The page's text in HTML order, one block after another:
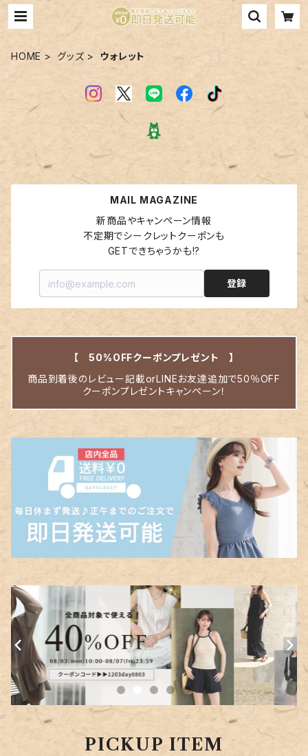
HOME グッズ ウォレット
MAIL MAGAZINE
新商品やキャンペーン情報
不定期でシークレットクーポンも
GETできちゃうかも!?
登録
【 50%OFFクーポンプレゼント 】
商品到着後のレビュー記載orLINEお友達追加で50％OFF
クーポンプレゼントキャンペーン！
PICKUP ITEM